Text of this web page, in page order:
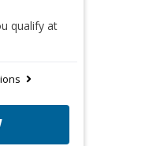
qualify at